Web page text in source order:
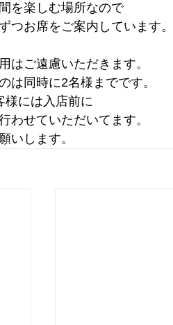
を楽しむ場所なので
つお席をご案内しています。
はご遠慮いただきます。
は同時に2名様までです。
様には入店前に
わせていただいてます。
いします。